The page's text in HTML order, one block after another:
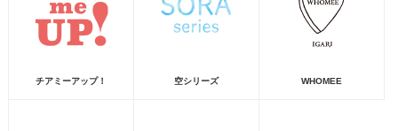
チアミーアップ！ 空シリーズ WHOMEE